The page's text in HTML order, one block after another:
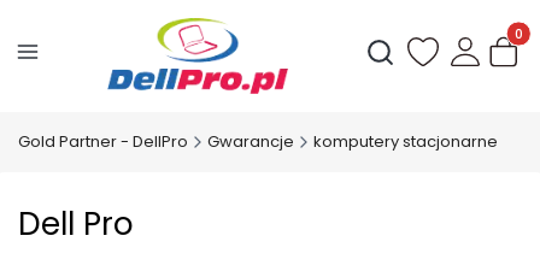
Otwórz
Gold Partner - DellPro Gwarancje komputery stacjonarne
Dell Pro